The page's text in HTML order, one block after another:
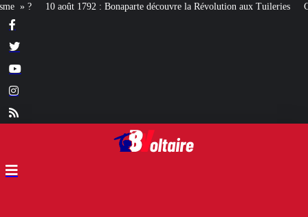
la Révolution aux Tuileries Ces acteurs qui veulent être chanteurs